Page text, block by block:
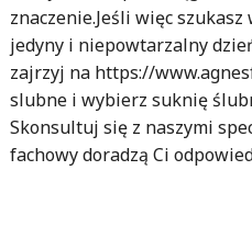
znaczenie.Jeśli więc
jedyny i niepowtarzalny
zajrzyj na https://
slubne i wybierz suknię
Skonsultuj się z naszymi
fachowy doradzą Ci